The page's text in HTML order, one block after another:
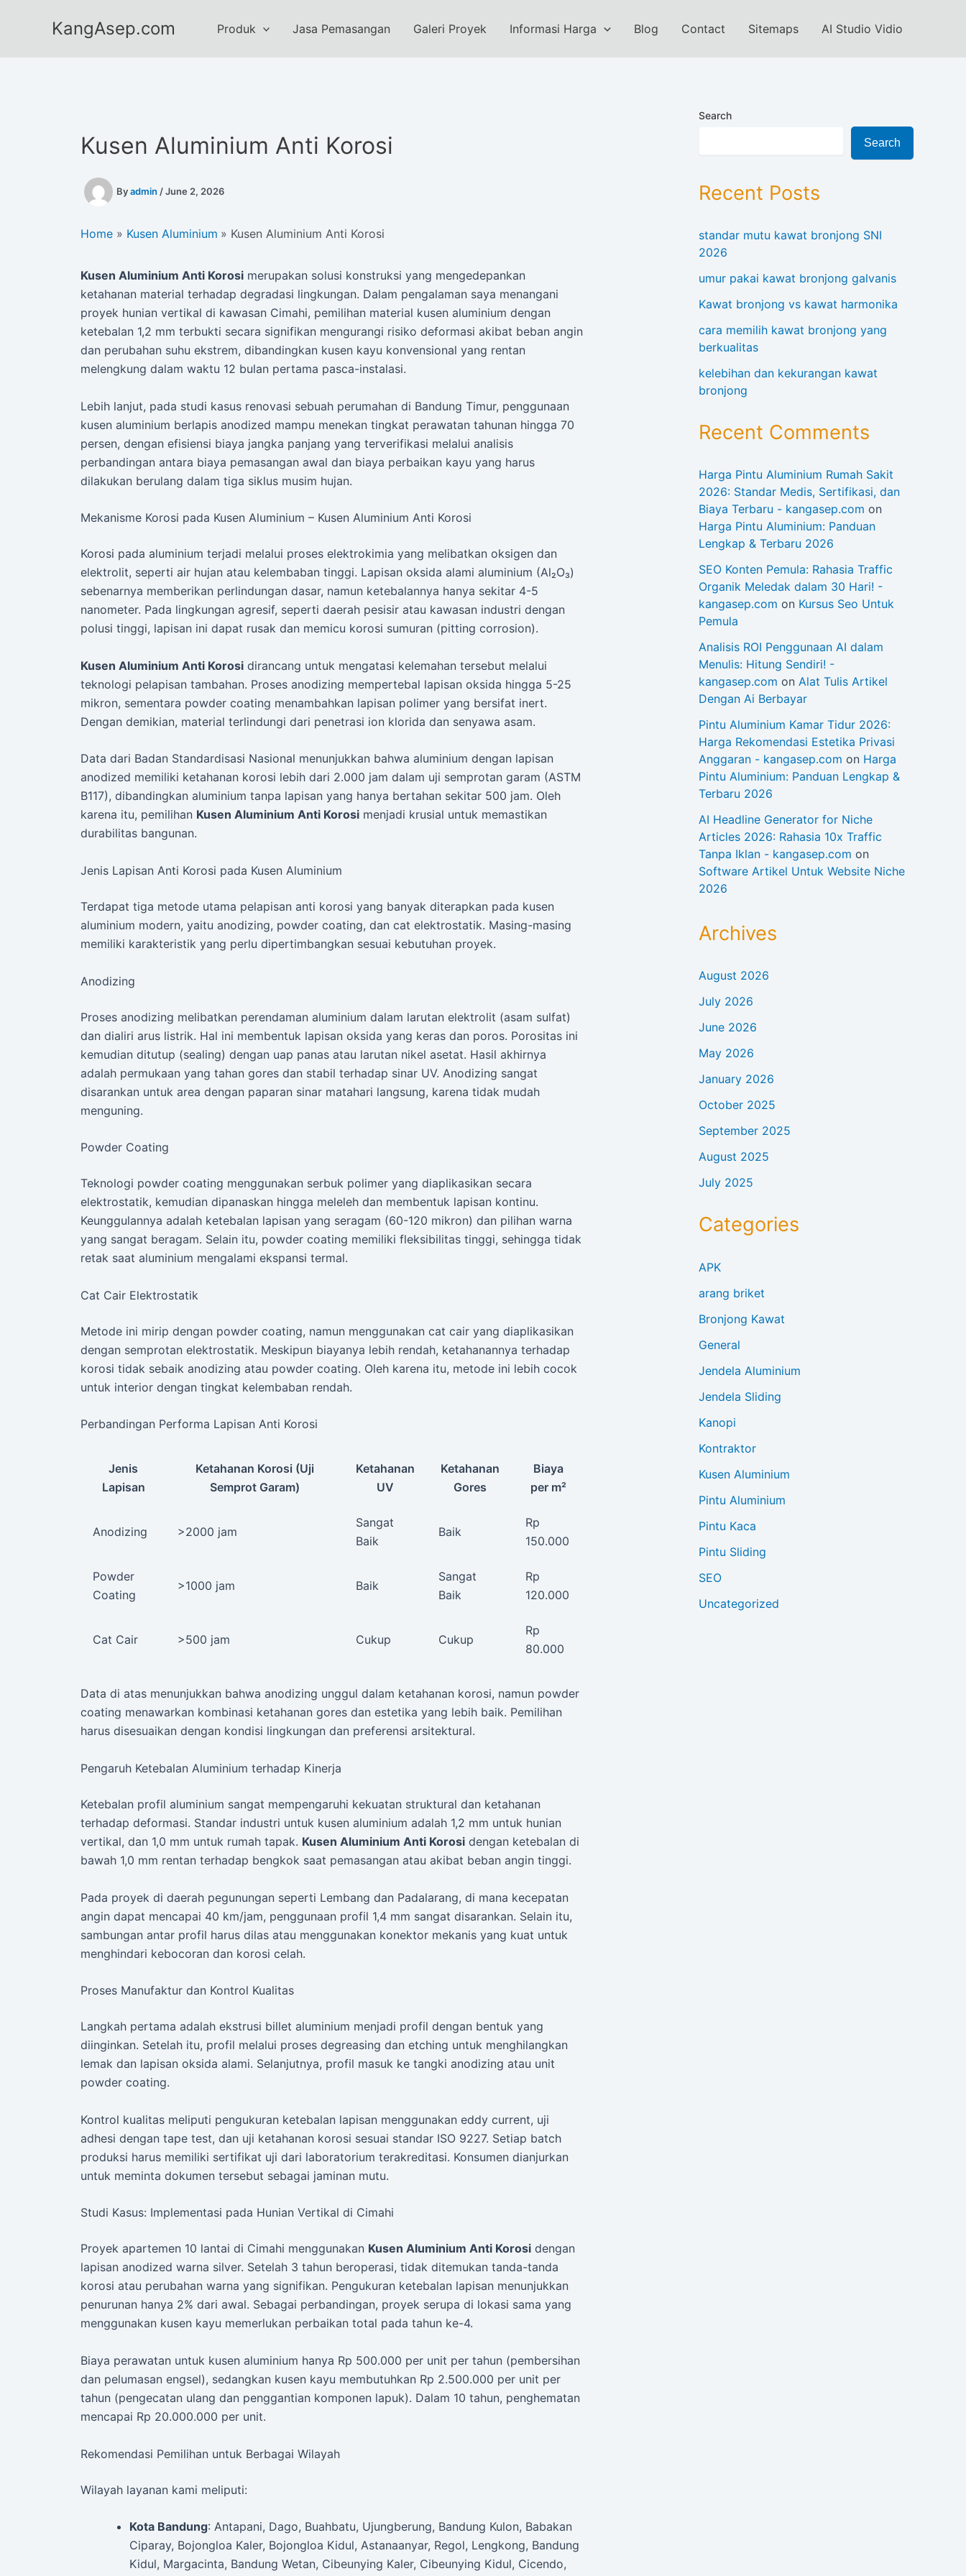
KangAsep.com Produk Jasa Pemasangan Galeri Proyek Informasi Harga Blog Contact Sitemaps AI Studio Vidio
Kusen Aluminium Anti Korosi
Byadmin /June 2, 2026
Home Kusen Aluminium Kusen Aluminium Anti Korosi
Kusen Aluminium Anti Korosi merupakan solusi konstruksi yang mengedepankan
ketahanan material terhadap degradasi lingkungan. Dalam pengalaman saya menangani
proyek hunian vertikal di kawasan Cimahi, pemilihan material kusen aluminium dengan
ketebalan 1,2 mm terbukti secara signifikan mengurangi risiko deformasi akibat beban angin
dan perubahan suhu ekstrem, dibandingkan kusen kayu konvensional yang rentan
melengkung dalam waktu 12 bulan pertama pasca-instalasi.
Lebih lanjut, pada studi kasus renovasi sebuah perumahan di Bandung Timur, penggunaan
kusen aluminium berlapis anodized mampu menekan tingkat perawatan tahunan hingga 70
persen, dengan efisiensi biaya jangka panjang yang terverifikasi melalui analisis
perbandingan antara biaya pemasangan awal dan biaya perbaikan kayu yang harus
dilakukan berulang dalam tiga siklus musim hujan.
Mekanisme Korosi pada Kusen Aluminium – Kusen Aluminium Anti Korosi
Korosi pada aluminium terjadi melalui proses elektrokimia yang melibatkan oksigen dan
elektrolit, seperti air hujan atau kelembaban tinggi. Lapisan oksida alami aluminium (Al₂O₃)
sebenarnya memberikan perlindungan dasar, namun ketebalannya hanya sekitar 4-5
nanometer. Pada lingkungan agresif, seperti daerah pesisir atau kawasan industri dengan
polusi tinggi, lapisan ini dapat rusak dan memicu korosi sumuran (pitting corrosion).
Kusen Aluminium Anti Korosi dirancang untuk mengatasi kelemahan tersebut melalui
teknologi pelapisan tambahan. Proses anodizing mempertebal lapisan oksida hingga 5-25
mikron, sementara powder coating menambahkan lapisan polimer yang bersifat inert.
Dengan demikian, material terlindungi dari penetrasi ion klorida dan senyawa asam.
Data dari Badan Standardisasi Nasional menunjukkan bahwa aluminium dengan lapisan
anodized memiliki ketahanan korosi lebih dari 2.000 jam dalam uji semprotan garam (ASTM
B117), dibandingkan aluminium tanpa lapisan yang hanya bertahan sekitar 500 jam. Oleh
karena itu, pemilihan Kusen Aluminium Anti Korosi menjadi krusial untuk memastikan
durabilitas bangunan.
Jenis Lapisan Anti Korosi pada Kusen Aluminium
Terdapat tiga metode utama pelapisan anti korosi yang banyak diterapkan pada kusen
aluminium modern, yaitu anodizing, powder coating, dan cat elektrostatik. Masing-masing
memiliki karakteristik yang perlu dipertimbangkan sesuai kebutuhan proyek.
Anodizing
Proses anodizing melibatkan perendaman aluminium dalam larutan elektrolit (asam sulfat)
dan dialiri arus listrik. Hal ini membentuk lapisan oksida yang keras dan poros. Porositas ini
kemudian ditutup (sealing) dengan uap panas atau larutan nikel asetat. Hasil akhirnya
adalah permukaan yang tahan gores dan stabil terhadap sinar UV. Anodizing sangat
disarankan untuk area dengan paparan sinar matahari langsung, karena tidak mudah
menguning.
Powder Coating
Teknologi powder coating menggunakan serbuk polimer yang diaplikasikan secara
elektrostatik, kemudian dipanaskan hingga meleleh dan membentuk lapisan kontinu.
Keunggulannya adalah ketebalan lapisan yang seragam (60-120 mikron) dan pilihan warna
yang sangat beragam. Selain itu, powder coating memiliki fleksibilitas tinggi, sehingga tidak
retak saat aluminium mengalami ekspansi termal.
Cat Cair Elektrostatik
Metode ini mirip dengan powder coating, namun menggunakan cat cair yang diaplikasikan
dengan semprotan elektrostatik. Meskipun biayanya lebih rendah, ketahanannya terhadap
korosi tidak sebaik anodizing atau powder coating. Oleh karena itu, metode ini lebih cocok
untuk interior dengan tingkat kelembaban rendah.
Perbandingan Performa Lapisan Anti Korosi
Jenis
Lapisan
Ketahanan Korosi (Uji
Semprot Garam)
Ketahanan
UV
Ketahanan
Gores
Biaya
per m²
Anodizing >2000 jam
Sangat
Baik
Baik
Rp
150.000
Powder
Coating
>1000 jam Baik
Sangat
Baik
Rp
120.000
Cat Cair >500 jam Cukup Cukup
Rp
80.000
Data di atas menunjukkan bahwa anodizing unggul dalam ketahanan korosi, namun powder
coating menawarkan kombinasi ketahanan gores dan estetika yang lebih baik. Pemilihan
harus disesuaikan dengan kondisi lingkungan dan preferensi arsitektural.
Pengaruh Ketebalan Aluminium terhadap Kinerja
Ketebalan profil aluminium sangat mempengaruhi kekuatan struktural dan ketahanan
terhadap deformasi. Standar industri untuk kusen aluminium adalah 1,2 mm untuk hunian
vertikal, dan 1,0 mm untuk rumah tapak. Kusen Aluminium Anti Korosi dengan ketebalan di
bawah 1,0 mm rentan terhadap bengkok saat pemasangan atau akibat beban angin tinggi.
Pada proyek di daerah pegunungan seperti Lembang dan Padalarang, di mana kecepatan
angin dapat mencapai 40 km/jam, penggunaan profil 1,4 mm sangat disarankan. Selain itu,
sambungan antar profil harus dilas atau menggunakan konektor mekanis yang kuat untuk
menghindari kebocoran dan korosi celah.
Proses Manufaktur dan Kontrol Kualitas
Langkah pertama adalah ekstrusi billet aluminium menjadi profil dengan bentuk yang
diinginkan. Setelah itu, profil melalui proses degreasing dan etching untuk menghilangkan
lemak dan lapisan oksida alami. Selanjutnya, profil masuk ke tangki anodizing atau unit
powder coating.
Kontrol kualitas meliputi pengukuran ketebalan lapisan menggunakan eddy current, uji
adhesi dengan tape test, dan uji ketahanan korosi sesuai standar ISO 9227. Setiap batch
produksi harus memiliki sertifikat uji dari laboratorium terakreditasi. Konsumen dianjurkan
untuk meminta dokumen tersebut sebagai jaminan mutu.
Studi Kasus: Implementasi pada Hunian Vertikal di Cimahi
Proyek apartemen 10 lantai di Cimahi menggunakan Kusen Aluminium Anti Korosi dengan
lapisan anodized warna silver. Setelah 3 tahun beroperasi, tidak ditemukan tanda-tanda
korosi atau perubahan warna yang signifikan. Pengukuran ketebalan lapisan menunjukkan
penurunan hanya 2% dari awal. Sebagai perbandingan, proyek serupa di lokasi sama yang
menggunakan kusen kayu memerlukan perbaikan total pada tahun ke-4.
Biaya perawatan untuk kusen aluminium hanya Rp 500.000 per unit per tahun (pembersihan
dan pelumasan engsel), sedangkan kusen kayu membutuhkan Rp 2.500.000 per unit per
tahun (pengecatan ulang dan penggantian komponen lapuk). Dalam 10 tahun, penghematan
mencapai Rp 20.000.000 per unit.
Rekomendasi Pemilihan untuk Berbagai Wilayah
Wilayah layanan kami meliputi:
Kota Bandung: Antapani, Dago, Buahbatu, Ujungberung, Bandung Kulon, Babakan
Ciparay, Bojongloa Kaler, Bojongloa Kidul, Astanaanyar, Regol, Lengkong, Bandung
Kidul, Margacinta, Bandung Wetan, Cibeunying Kaler, Cibeunying Kidul, Cicendo,
Search
Search
Recent Posts
standar mutu kawat bronjong SNI
2026
umur pakai kawat bronjong galvanis
Kawat bronjong vs kawat harmonika
cara memilih kawat bronjong yang
berkualitas
kelebihan dan kekurangan kawat
bronjong
Recent Comments
Harga Pintu Aluminium Rumah Sakit
2026: Standar Medis, Sertifikasi, dan
Biaya Terbaru - kangasep.com on
Harga Pintu Aluminium: Panduan
Lengkap & Terbaru 2026
SEO Konten Pemula: Rahasia Traffic
Organik Meledak dalam 30 Hari! -
kangasep.com on Kursus Seo Untuk
Pemula
Analisis ROI Penggunaan AI dalam
Menulis: Hitung Sendiri! -
kangasep.com on Alat Tulis Artikel
Dengan Ai Berbayar
Pintu Aluminium Kamar Tidur 2026:
Harga Rekomendasi Estetika Privasi
Anggaran - kangasep.com on Harga
Pintu Aluminium: Panduan Lengkap &
Terbaru 2026
AI Headline Generator for Niche
Articles 2026: Rahasia 10x Traffic
Tanpa Iklan - kangasep.com on
Software Artikel Untuk Website Niche
2026
Archives
August 2026
July 2026
June 2026
May 2026
January 2026
October 2025
September 2025
August 2025
July 2025
Categories
APK
arang briket
Bronjong Kawat
General
Jendela Aluminium
Jendela Sliding
Kanopi
Kontraktor
Kusen Aluminium
Pintu Aluminium
Pintu Kaca
Pintu Sliding
SEO
Uncategorized